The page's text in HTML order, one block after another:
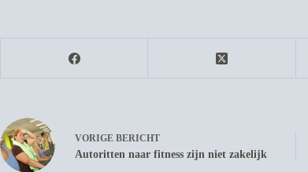
VORIGE BERICHT
Autoritten naar fitness zijn niet zakelijk